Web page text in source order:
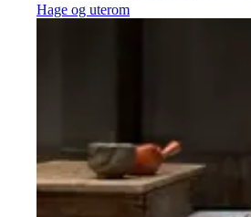
Hage og uterom